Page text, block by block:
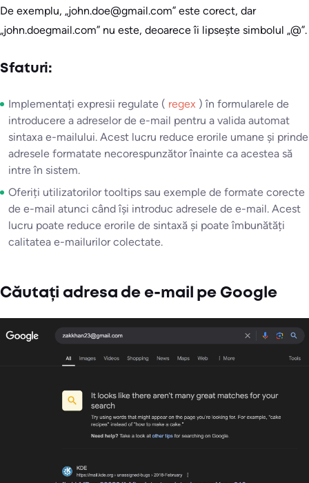
De exemplu, „john.doe@gmail.com” este corect, dar
„john.doegmail.com” nu este, deoarece îi lipsește simbolul „@”.
Sfaturi:
Implementați expresii regulate ( regex ) în formularele de
introducere a adreselor de e-mail pentru a valida automat
sintaxa e-mailului. Acest lucru reduce erorile umane și prinde
adresele formatate necorespunzător înainte ca acestea să
intre în sistem.
Oferiți utilizatorilor tooltips sau exemple de formate corecte
de e-mail atunci când își introduc adresele de e-mail. Acest
lucru poate reduce erorile de sintaxă și poate îmbunătăți
calitatea e-mailurilor colectate.
Căutați adresa de e-mail pe Google